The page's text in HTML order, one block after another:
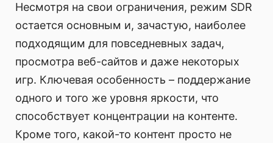
Несмотря на свои ограничения, режим SDR
остается основным и, зачастую, наиболее
подходящим для повседневных задач,
просмотра веб-сайтов и даже некоторых
игр. Ключевая особенность – поддержание
одного и того же уровня яркости, что
способствует концентрации на контенте.
Кроме того, какой-то контент просто не